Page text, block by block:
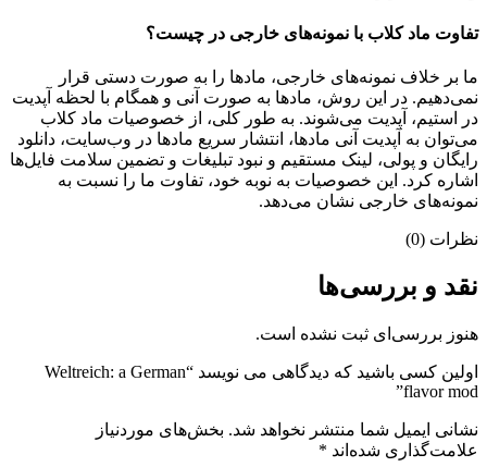
تفاوت ماد کلاب با نمونه‌های خارجی در چیست؟
ما بر خلاف نمونه‌های خارجی، مادها را به صورت دستی قرار
نمی‌دهیم. در این روش، مادها به صورت آنی و همگام با لحظه آپدیت
در استیم، آپدیت می‌شوند. به طور کلی، از خصوصیات ماد کلاب
می‌‌توان به آپدیت آنی مادها، انتشار سریع مادها در وب‌سایت، دانلود
رایگان و پولی، لینک مستقیم و نبود تبلیغات و تضمین سلامت فایل‌ها
اشاره کرد. این خصوصیات به نوبه خود، تفاوت ما را نسبت به
نمونه‌های خارجی نشان می‌دهد.
نظرات (0)
نقد و بررسی‌ها
هنوز بررسی‌ای ثبت نشده است.
اولین کسی باشید که دیدگاهی می نویسد “Weltreich: a German
flavor mod”
نشانی ایمیل شما منتشر نخواهد شد. بخش‌های موردنیاز
علامت‌گذاری شده‌اند *